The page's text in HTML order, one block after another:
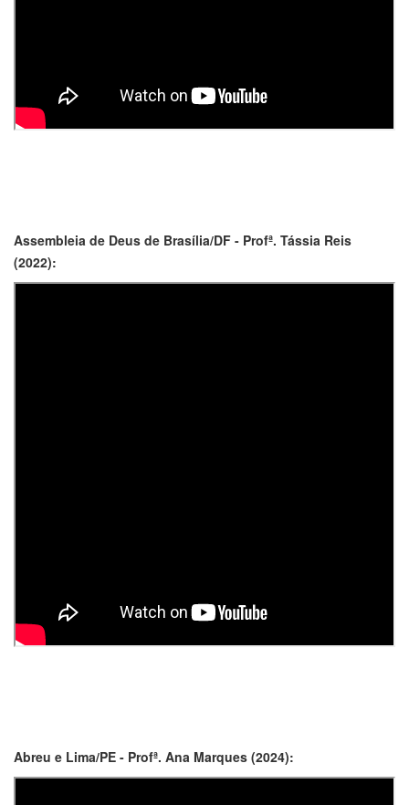
Assembleia de Deus de Brasília/DF - Profª. Tássia Reis
(2022):
Abreu e Lima/PE - Profª. Ana Marques (2024):